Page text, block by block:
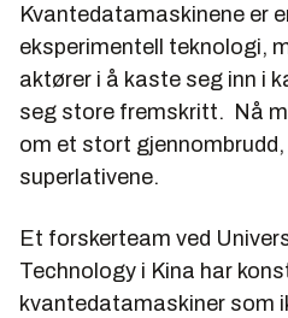
Kvantedatamaskinene er
eksperimentell teknologi,
aktører i å kaste seg inn i
seg store fremskritt. Nå
om et stort gjennombrudd,
superlativene.
Et forskerteam ved
Technology i Kina har
kvantedatamaskiner som